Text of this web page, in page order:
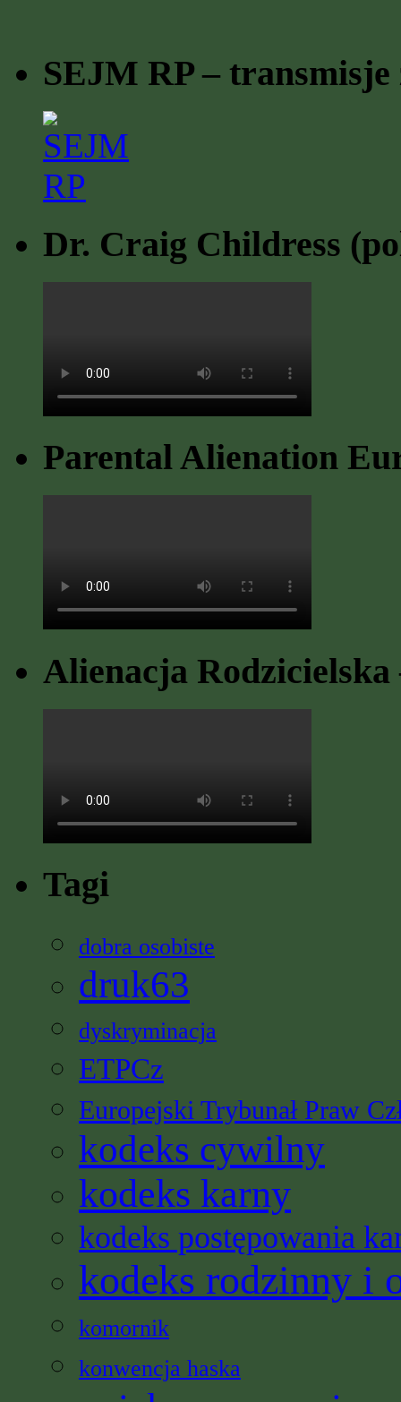
SEJM RP –
Dr. Craig Childress
Parental Alienation
Alienacja Rodzicielska
Tagi
dobra osobiste
druk63
dyskryminacja
ETPCz
Europejski Trybunał Praw
kodeks cywilny
kodeks karny
kodeks postępowania
kodeks rodzinny i
komornik
konwencja haska